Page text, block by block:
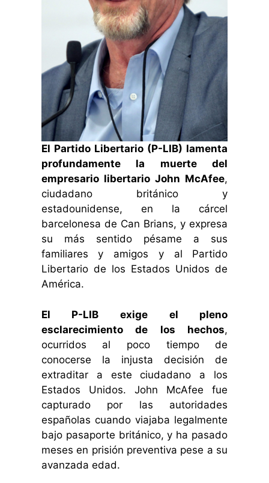
El Partido Libertario (P-LIB) lamenta
profundamente la muerte del
empresario libertario John McAfee,
ciudadano británico y
estadounidense, en la cárcel
barcelonesa de Can Brians, y expresa
su más sentido pésame a sus
familiares y amigos y al Partido
Libertario de los Estados Unidos de
América.
El P-LIB exige el pleno
esclarecimiento de los hechos,
ocurridos al poco tiempo de
conocerse la injusta decisión de
extraditar a este ciudadano a los
Estados Unidos. John McAfee fue
capturado por las autoridades
españolas cuando viajaba legalmente
bajo pasaporte británico, y ha pasado
meses en prisión preventiva pese a su
avanzada edad.